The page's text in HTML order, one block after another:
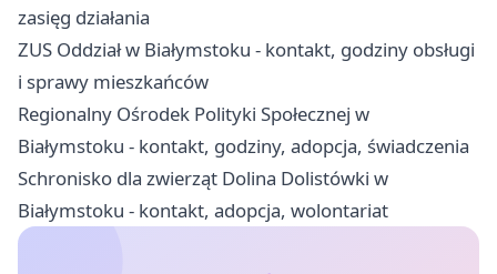
zasięg działania
ZUS Oddział w Białymstoku - kontakt, godziny obsługi
i sprawy mieszkańców
Regionalny Ośrodek Polityki Społecznej w
Białymstoku - kontakt, godziny, adopcja, świadczenia
Schronisko dla zwierząt Dolina Dolistówki w
Białymstoku - kontakt, adopcja, wolontariat